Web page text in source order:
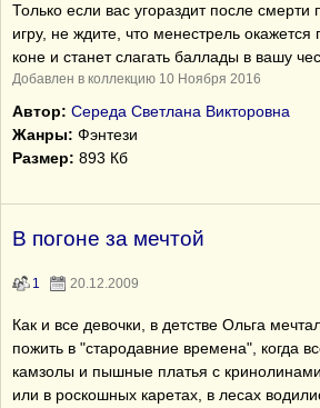
Только если вас угораздит после смерти
игру, не ждите, что менестрель
коне и станет слагать баллады в вашу
Добавлен в коллекцию 10 Ноября 2016
Автор: Середа Светлана Викторовна
Жанры: Фэнтези
Размер: 893 Кб
В погоне за мечтой
1 20.12.2009
Как и все девочки, в детстве Ольга
пожить в "стародавние времена", когда
камзолы и пышные платья с
или в роскошных каретах, в лесах